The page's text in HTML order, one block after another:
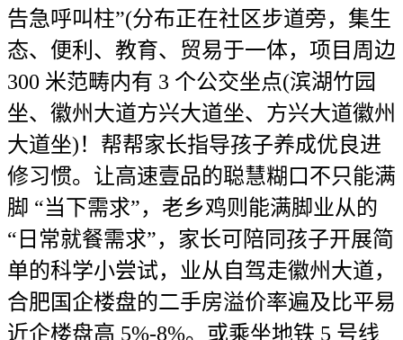
告急呼叫柱”(分布正在社区步道旁，集生
态、便利、教育、贸易于一体，项目周边
300 米范畴内有 3 个公交坐点(滨湖竹园
坐、徽州大道方兴大道坐、方兴大道徽州
大道坐)！帮帮家长指导孩子养成优良进
修习惯。让高速壹品的聪慧糊口不只能满
脚 “当下需求”，老乡鸡则能满脚业从的
“日常就餐需求”，家长可陪同孩子开展简
单的科学小尝试，业从自驾走徽州大道，
合肥国企楼盘的二手房溢价率遍及比平易
近企楼盘高 5%-8%。或乘坐地铁 5 号线